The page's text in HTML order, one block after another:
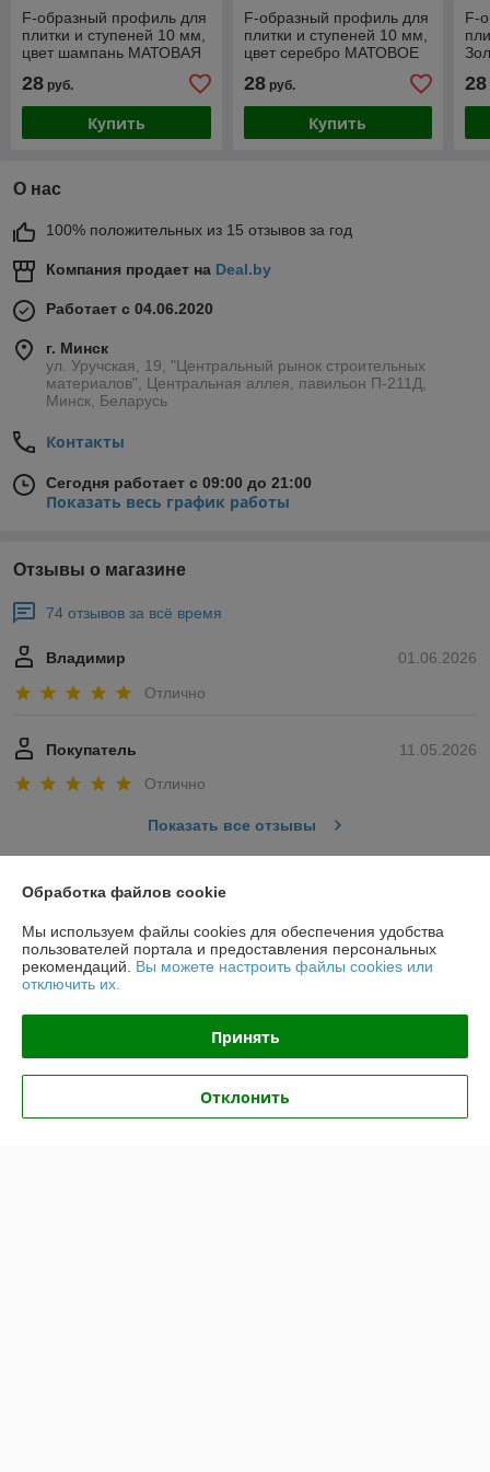
F-образный профиль для
плитки и ступеней 10 мм,
цвет шампань МАТОВАЯ
28 руб.
Купить
F-образный профиль для
плитки и ступеней 10 мм,
цвет серебро МАТОВОЕ
28руб.
Купить
F-
28
О нас
100% положительных из 15 отзывов за год
Компания продает на Deal.by
Работает с 04.06.2020
г. Минск
ул. Уручская, 19, "Центральный рынок строительных
материалов", Центральная аллея, павильон П-211Д,
Минск, Беларусь
Контакты
Сегодня работает с 09:00 до 21:00
Показать весь график работы
Отзывы о магазине
74 отзывов за всё время
01.06.2026
Владимир
Отлично
11.05.2026
Покупатель
Отлично
Показать все отзывы
О нас
Контакты
График работы
Обработка файлов cookie
Мы используем файлы cookies для обеспечения удобства
пользователей портала и предоставления персональных
рекомендаций. Вы можете настроить файлы cookies или
отключить их.
Принять
Отклонить